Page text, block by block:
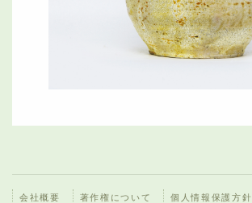
会社概要 著作権について 個人情報保護方針